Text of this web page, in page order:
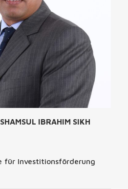
IBRAHIM SIKH
für Investitionsförderung